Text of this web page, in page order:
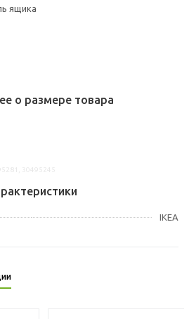
ящика
о размере товара
IKEA